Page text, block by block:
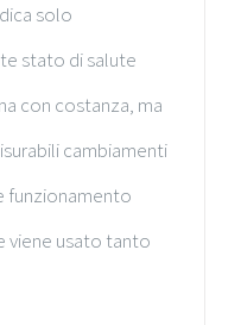
solo
stato di salute
con costanza, ma
cambiamenti
funzionamento
viene usato tanto